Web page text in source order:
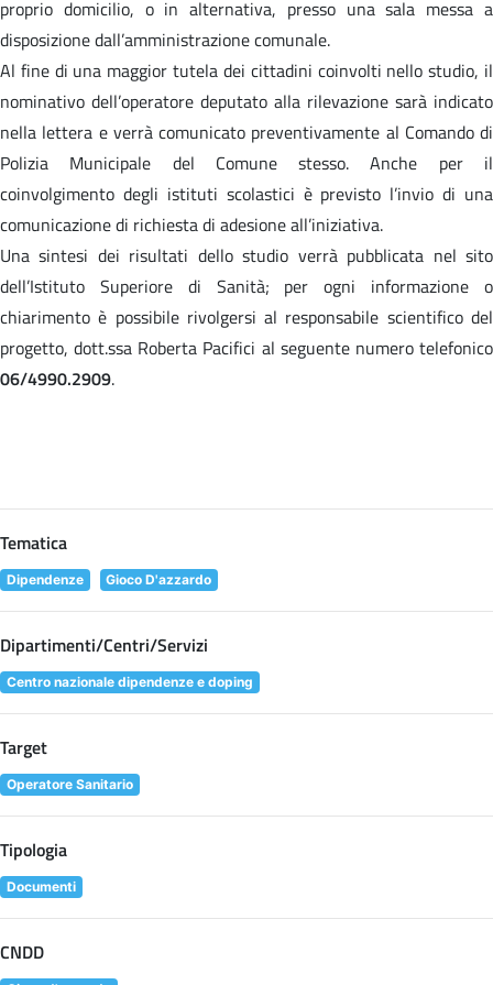
proprio domicilio, o in alternativa, presso una sala messa a
disposizione dall’amministrazione comunale.
Al fine di una maggior tutela dei cittadini coinvolti nello studio, il
nominativo dell’operatore deputato alla rilevazione sarà indicato
nella lettera e verrà comunicato preventivamente al Comando di
Polizia Municipale del Comune stesso. Anche per il
coinvolgimento degli istituti scolastici è previsto l’invio di una
comunicazione di richiesta di adesione all’iniziativa.
Una sintesi dei risultati dello studio verrà pubblicata nel sito
dell’Istituto Superiore di Sanità; per ogni informazione o
chiarimento è possibile rivolgersi al responsabile scientifico del
progetto, dott.ssa Roberta Pacifici al seguente numero telefonico
06/4990.2909.
Tematica
Dipendenze Gioco D'azzardo
Dipartimenti/Centri/Servizi
Centro nazionale dipendenze e doping
Target
Operatore Sanitario
Tipologia
Documenti
CNDD